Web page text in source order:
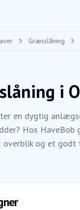
Græsslåning
i
en dygtig
Hos HaveBob
overblik og et godt